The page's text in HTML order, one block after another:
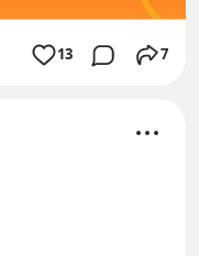
13 7